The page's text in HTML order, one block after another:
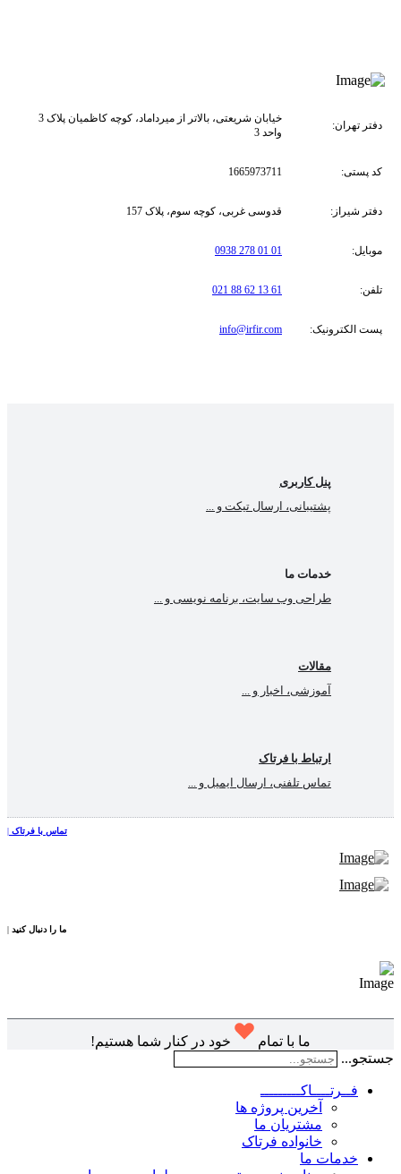
دفتر تهران:
خیابان شریعتی، بالاتر از میرداماد، کوچه کاظمیان پلاک 3
واحد 3
کد پستی: 1665973711
دفتر شیراز: قدوسی غربی، کوچه سوم، پلاک 157
موبایل: 01 01 278 0938
تلفن: 61 13 62 88 021
پست الکترونیک: info@irfir.com
پنل کاربری
پشتیبانی، ارسال تیکت و ...
خدمات ما
طراحی وب سایت، برنامه نویسی و ...
مقالات
آموزشی، اخبار و ...
ارتباط با فرتاک
تماس تلفنی، ارسال ایمیل و ...
تماس با فرتاک |
ما را دنبال کنید |
ما با تمام
خود در کنار شما هستیم!
جستجو...
فــرتــــاکـــــــــ
آخرین پروژه ها
مشتریان ما
خانواده فرتاک
خدمات ما